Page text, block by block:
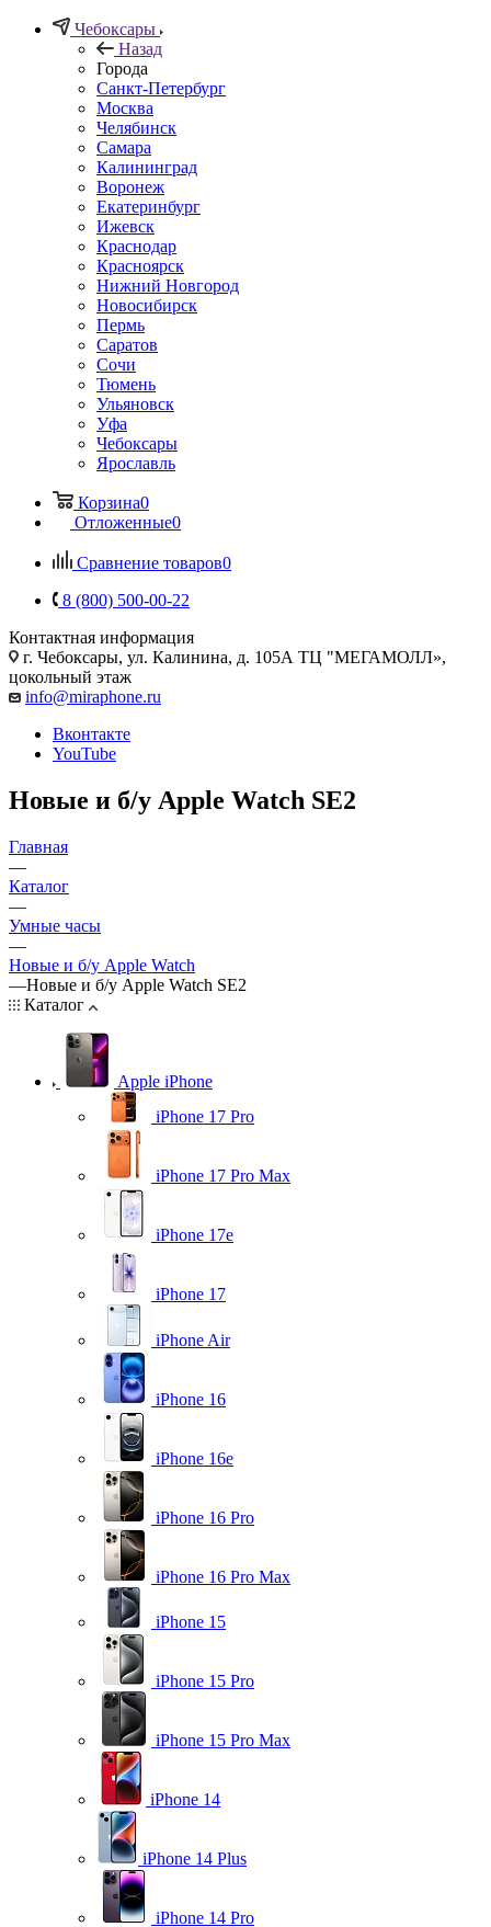
Чебоксары
Назад
Города
Санкт-Петербург
Москва
Челябинск
Самара
Калининград
Воронеж
Екатеринбург
Ижевск
Краснодар
Красноярск
Нижний Новгород
Новосибирск
Пермь
Саратов
Сочи
Тюмень
Ульяновск
Уфа
Чебоксары
Ярославль
Корзина0
Отложенные0
Сравнение товаров0
8 (800) 500-00-22
Контактная информация
г. Чебоксары, ул. Калинина, д. 105А ТЦ "МЕГАМОЛЛ»,
цокольный этаж
info@miraphone.ru
Вконтакте
YouTube
Новые и б/у Apple Watch SE2
Главная
—
Каталог
—
Умные часы
—
Новые и б/у Apple Watch
—Новые и б/у Apple Watch SE2
Каталог
Apple iPhone
iPhone 17 Pro
iPhone 17 Pro Max
iPhone 17e
iPhone 17
iPhone Air
iPhone 16
iPhone 16e
iPhone 16 Pro
iPhone 16 Pro Max
iPhone 15
iPhone 15 Pro
iPhone 15 Pro Max
iPhone 14
iPhone 14 Plus
iPhone 14 Pro